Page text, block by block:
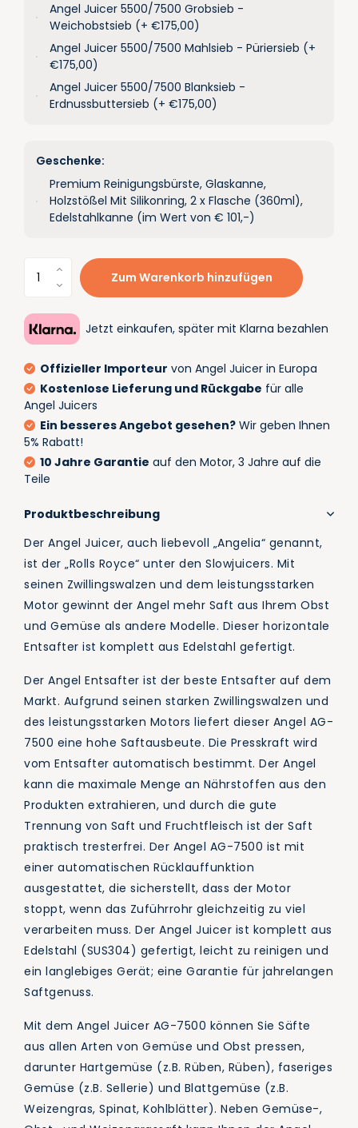
Angel Juicer 5500/7500 Grobsieb -
Weichobstsieb (+ €175,00)
Angel Juicer 5500/7500 Mahlsieb - Püriersieb (+
€175,00)
Angel Juicer 5500/7500 Blanksieb -
Erdnussbuttersieb (+ €175,00)
Geschenke:
Premium Reinigungsbürste, Glaskanne,
Holzstößel Mit Silikonring, 2 x Flasche (360ml),
Edelstahlkanne (im Wert von € 101,-)
Zum Warenkorb hinzufügen
Jetzt einkaufen, später mit Klarna bezahlen
Offizieller Importeur von Angel Juicer in Europa
Kostenlose Lieferung und Rückgabe für alle
Angel Juicers
Ein besseres Angebot gesehen? Wir geben Ihnen
5% Rabatt!
10 Jahre Garantie auf den Motor, 3 Jahre auf die
Teile
Produktbeschreibung
Der Angel Juicer, auch liebevoll „Angelia“ genannt,
ist der „Rolls Royce“ unter den Slowjuicers. Mit
seinen Zwillingswalzen und dem leistungsstarken
Motor gewinnt der Angel mehr Saft aus Ihrem Obst
und Gemüse als andere Modelle. Dieser horizontale
Entsafter ist komplett aus Edelstahl gefertigt.
Der Angel Entsafter ist der beste Entsafter auf dem
Markt. Aufgrund seinen starken Zwillingswalzen und
des leistungsstarken Motors liefert dieser Angel AG-
7500 eine hohe Saftausbeute. Die Presskraft wird
vom Entsafter automatisch bestimmt. Der Angel
kann die maximale Menge an Nährstoffen aus den
Produkten extrahieren, und durch die gute
Trennung von Saft und Fruchtfleisch ist der Saft
praktisch tresterfrei. Der Angel AG-7500 ist mit
einer automatischen Rücklauffunktion
ausgestattet, die sicherstellt, dass der Motor
stoppt, wenn das Zuführrohr gleichzeitig zu viel
verarbeiten muss. Der Angel Juicer ist komplett aus
Edelstahl (SUS304) gefertigt, leicht zu reinigen und
ein langlebiges Gerät; eine Garantie für jahrelangen
Saftgenuss.
Mit dem Angel Juicer AG-7500 können Sie Säfte
aus allen Arten von Gemüse und Obst pressen,
darunter Hartgemüse (z.B. Rüben, Rüben), faseriges
Gemüse (z.B. Sellerie) und Blattgemüse (z.B.
Weizengras, Spinat, Kohlblätter). Neben Gemüse-,